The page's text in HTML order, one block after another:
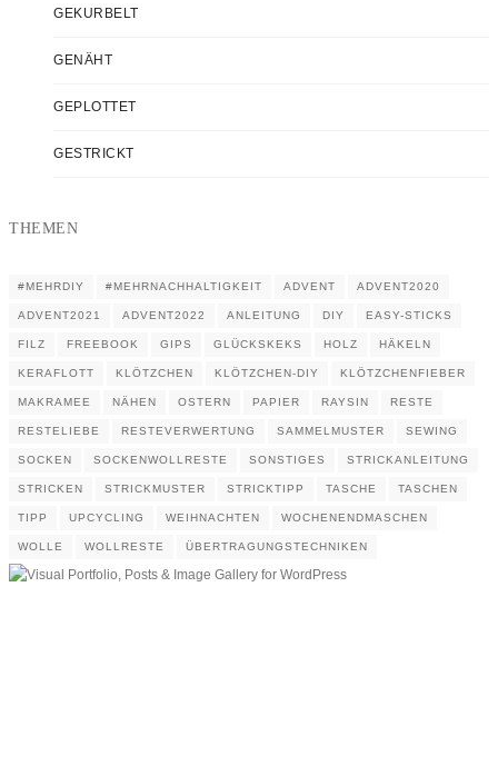
GEKURBELT
GENÄHT
GEPLOTTET
GESTRICKT
THEMEN
#MEHRDIY #MEHRNACHHALTIGKEIT ADVENT ADVENT2020
ADVENT2021 ADVENT2022 ANLEITUNG DIY EASY-STICKS
FILZ FREEBOOK GIPS GLÜCKSKEKS HOLZ HÄKELN
KERAFLOTT KLÖTZCHEN KLÖTZCHEN-DIY KLÖTZCHENFIEBER
MAKRAMEE NÄHEN OSTERN PAPIER RAYSIN RESTE
RESTELIEBE RESTEVERWERTUNG SAMMELMUSTER SEWING
SOCKEN SOCKENWOLLRESTE SONSTIGES STRICKANLEITUNG
STRICKEN STRICKMUSTER STRICKTIPP TASCHE TASCHEN
TIPP UPCYCLING WEIHNACHTEN WOCHENENDMASCHEN
WOLLE WOLLRESTE ÜBERTRAGUNGSTECHNIKEN